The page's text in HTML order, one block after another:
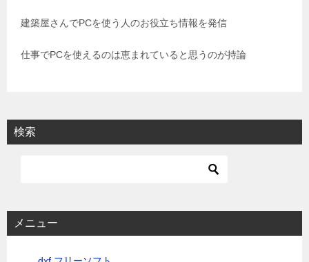
建築屋さんでPCを使う人のお役立ち情報を発信
仕事でPCを使えるのは恵まれていると思うのが持論
検索
メニュー